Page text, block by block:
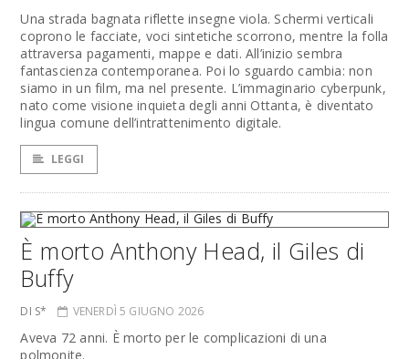
Una strada bagnata riflette insegne viola. Schermi verticali
coprono le facciate, voci sintetiche scorrono, mentre la folla
attraversa pagamenti, mappe e dati. All’inizio sembra
fantascienza contemporanea. Poi lo sguardo cambia: non
siamo in un film, ma nel presente. L’immaginario cyberpunk,
nato come visione inquieta degli anni Ottanta, è diventato
lingua comune dell’intrattenimento digitale.
LEGGI
È morto Anthony Head, il Giles di
Buffy
DI S* VENERDÌ 5 GIUGNO 2026
Aveva 72 anni. È morto per le complicazioni di una
polmonite.